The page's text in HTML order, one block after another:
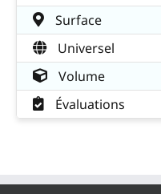
Surface
Universel
Volume
Évaluations